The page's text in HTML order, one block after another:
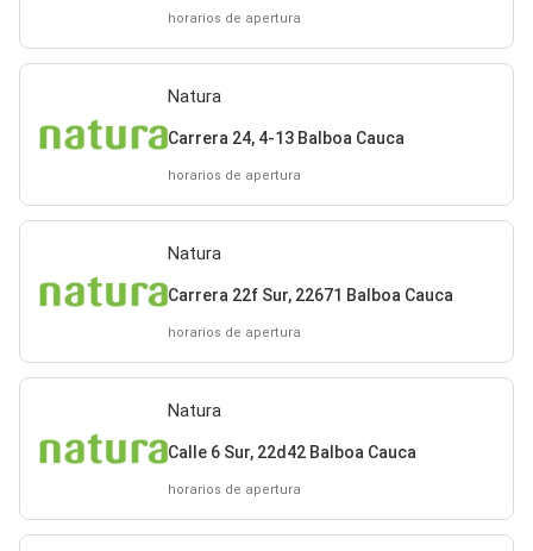
horarios de apertura
Natura
Carrera 24, 4-13 Balboa Cauca
horarios de apertura
Natura
Carrera 22f Sur, 22671 Balboa Cauca
horarios de apertura
Natura
Calle 6 Sur, 22d42 Balboa Cauca
horarios de apertura